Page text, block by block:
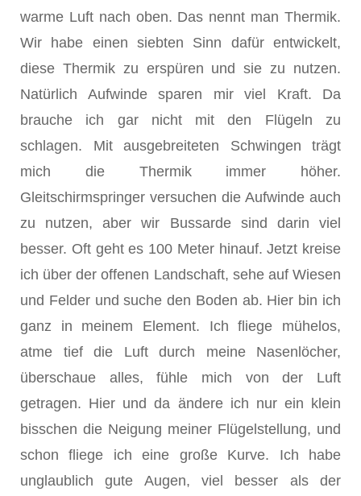
warme Luft nach oben. Das nennt man Thermik.
Wir habe einen siebten Sinn dafür entwickelt,
diese Thermik zu erspüren und sie zu nutzen.
Natürlich Aufwinde sparen mir viel Kraft. Da
brauche ich gar nicht mit den Flügeln zu
schlagen. Mit ausgebreiteten Schwingen trägt
mich die Thermik immer höher.
Gleitschirmspringer versuchen die Aufwinde auch
zu nutzen, aber wir Bussarde sind darin viel
besser. Oft geht es 100 Meter hinauf. Jetzt kreise
ich über der offenen Landschaft, sehe auf Wiesen
und Felder und suche den Boden ab. Hier bin ich
ganz in meinem Element. Ich fliege mühelos,
atme tief die Luft durch meine Nasenlöcher,
überschaue alles, fühle mich von der Luft
getragen. Hier und da ändere ich nur ein klein
bisschen die Neigung meiner Flügelstellung, und
schon fliege ich eine große Kurve. Ich habe
unglaublich gute Augen, viel besser als der